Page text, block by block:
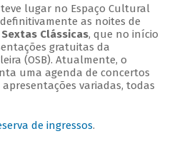
lugar no Espaço Cultural
definitivamente as noites de
Sextas Clássicas, que no início
gratuitas da
(OSB). Atualmente, o
uma agenda de concertos
variadas, todas
de ingressos.